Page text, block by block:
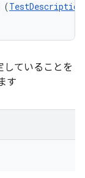
(TestDescription
ていることを
す